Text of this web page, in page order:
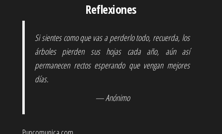
Reflexiones
Si sientes como que vas a perderlo todo, recuerda, los
árboles pierden sus hojas cada año, aún así
permanecen rectos esperando que vengan mejores
días.
— Anónimo